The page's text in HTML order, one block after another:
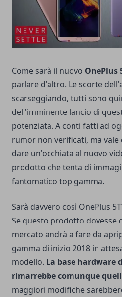
Come sarà il nuovo OnePlus
parlare d'altro. Le scorte
scarseggiando, tutti sono
dell'imminente lancio di
potenziata. A conti fatti ad
rumor non verificati, ma vale
dare un'occhiata al nuovo
prodotto che tenta di
fantomatico top gamma.
Sarà davvero così OnePlus
Se questo prodotto dovesse
mercato andrà a fare da
gamma di inizio 2018 in
modello. La base hardware
rimarrebbe comunque
maggiori modifiche